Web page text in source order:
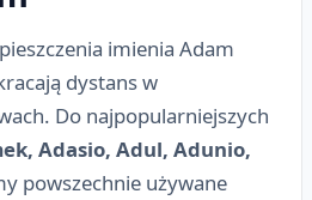
imienia Adam
dystans w
Do najpopularniejszych
Adasio, Adul, Adunio,
powszechnie używane